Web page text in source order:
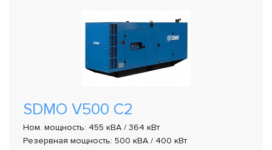
SDMO V500 C2
Ном. мощность: 455 кВА / 364 кВт
Резервная мощность: 500 кВА / 400 кВт